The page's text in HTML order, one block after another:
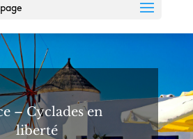
– Cyclades en
liberté